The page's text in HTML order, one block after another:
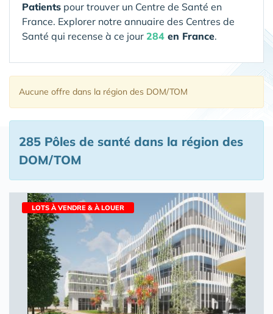
Patients pour trouver un Centre de Santé en
France. Explorer notre annuaire des Centres de
Santé qui recense à ce jour 284 en France.
Aucune offre dans la région des DOM/TOM
285 Pôles de santé dans la région des
DOM/TOM
LOTS À VENDRE & À LOUER